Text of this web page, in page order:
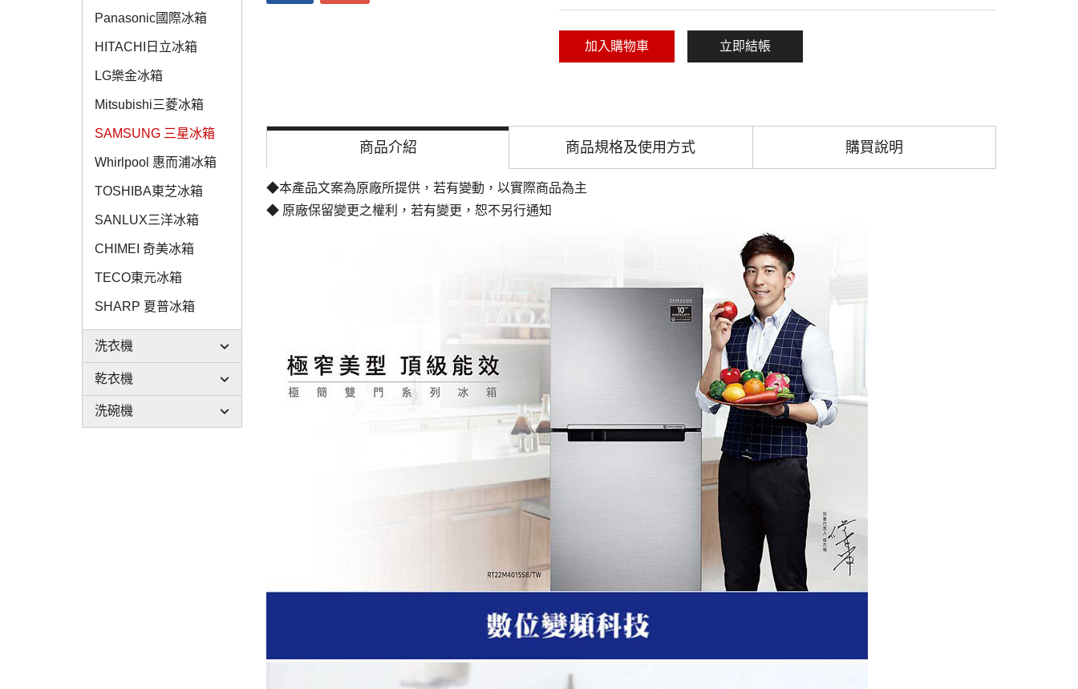
Panasonic國際冰箱
HITACHI日立冰箱
LG樂金冰箱
Mitsubishi三菱冰箱
SAMSUNG 三星冰箱
Whirlpool 惠而浦冰箱
TOSHIBA東芝冰箱
SANLUX三洋冰箱
CHIMEI 奇美冰箱
TECO東元冰箱
SHARP 夏普冰箱
洗衣機
乾衣機
洗碗機
加入購物車 立即結帳
商品介紹 商品規格及使用方式 購買說明
◆本產品文案為原廠所提供，若有變動，以實際商品為主
◆ 原廠保留變更之權利，若有變更，恕不另行通知